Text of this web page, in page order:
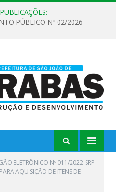
PÚBLICO Nº 02/2026
ELETRÔNICO Nº 011/2022-SRP
AQUISIÇÃO DE ITENS DE